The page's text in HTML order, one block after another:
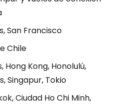
San Francisco
Chile
Hong Kong, Honolulú,
Singapur, Tokio
Ciudad Ho Chi Minh,